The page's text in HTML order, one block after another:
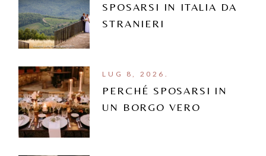
SPOSARSI IN ITALIA DA
STRANIERI
LUG 8, 2026.
PERCHÉ SPOSARSI IN
UN BORGO VERO